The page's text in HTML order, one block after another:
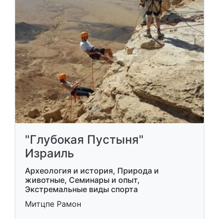
"Глубокая Пустыня"
Израиль
Археология и история, Природа и
животные, Семинары и опыт,
Экстремальные виды спорта
Митцпе Рамон